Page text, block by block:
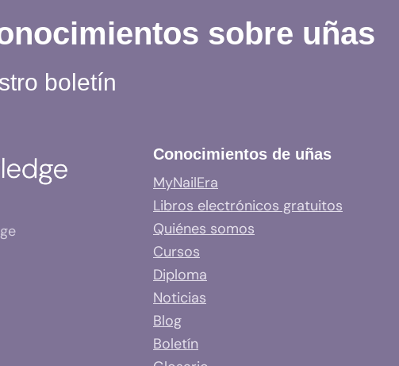
sobre uñas
boletín
Conocimientos de uñas
MyNailEra
Libros electrónicos gratuitos
Quiénes somos
Cursos
Diploma
Noticias
Blog
Boletín